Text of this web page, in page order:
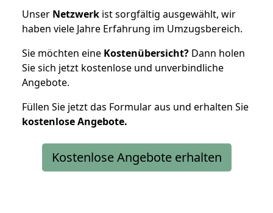
Unser Netzwerk ist sorgfältig ausgewählt, wir
haben viele Jahre Erfahrung im Umzugsbereich.
Sie möchten eine Kostenübersicht? Dann holen
Sie sich jetzt kostenlose und unverbindliche
Angebote.
Füllen Sie jetzt das Formular aus und erhalten Sie
kostenloseAngebote.
Kostenlose Angebote erhalten